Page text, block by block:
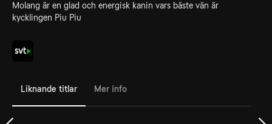
Molang är en glad och energisk kanin vars bäste vän är
kycklingen Piu Piu
Liknande titlar Mer info